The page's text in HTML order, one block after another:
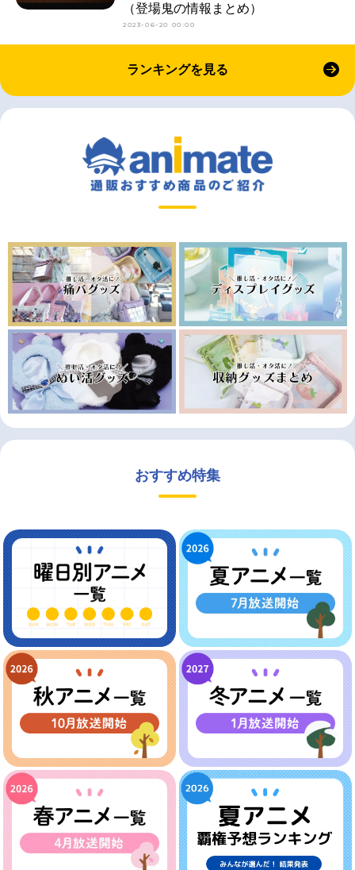
（登場鬼の情報まとめ）
2023-06-20 00:00
ランキングを見る
おすすめ特集